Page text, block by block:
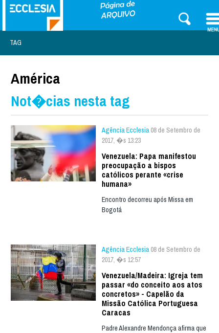
TAG
América
Not�cias nesta tag
Agência Ecclesia 08 de Setembro de
2017, �s 13:23
Venezuela: Papa manifestou
preocupação a bispos
católicos perante «crise
humana»
Encontro decorreu após Missa em
Bogotá
Agência Ecclesia 08 de Setembro de
2017, �s 12:57
Venezuela/Madeira: Igreja tem
passar «do conceito aos atos
concretos» - Capelão da
Missão Católica Portuguesa
Caracas
Padre Alexandre Mendonça afirma que